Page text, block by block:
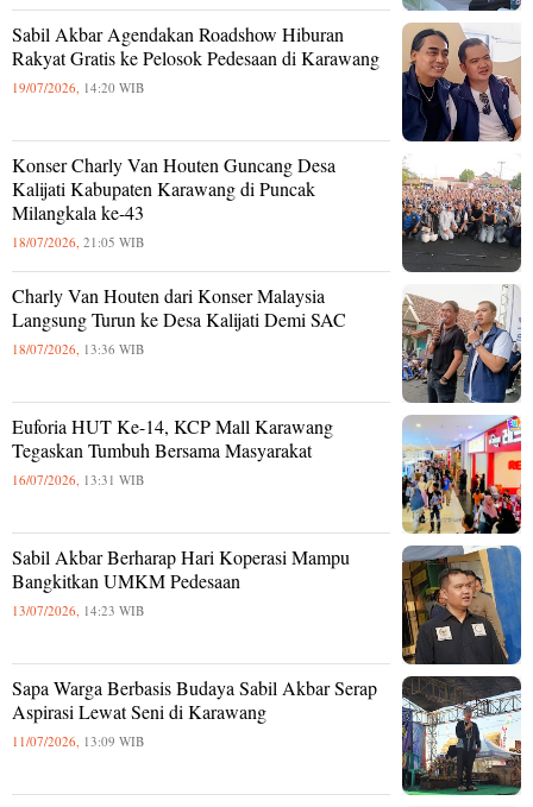
Sabil Akbar Agendakan Roadshow Hiburan
Rakyat Gratis ke Pelosok Pedesaan di Karawang
19/07/2026, 14:20 WIB
Konser Charly Van Houten Guncang Desa
Kalijati Kabupaten Karawang di Puncak
Milangkala ke-43
18/07/2026, 21:05 WIB
Charly Van Houten dari Konser Malaysia
Langsung Turun ke Desa Kalijati Demi SAC
18/07/2026, 13:36 WIB
Euforia HUT Ke-14, KCP Mall Karawang
Tegaskan Tumbuh Bersama Masyarakat
16/07/2026, 13:31 WIB
Sabil Akbar Berharap Hari Koperasi Mampu
Bangkitkan UMKM Pedesaan
13/07/2026, 14:23 WIB
Sapa Warga Berbasis Budaya Sabil Akbar Serap
Aspirasi Lewat Seni di Karawang
11/07/2026, 13:09 WIB